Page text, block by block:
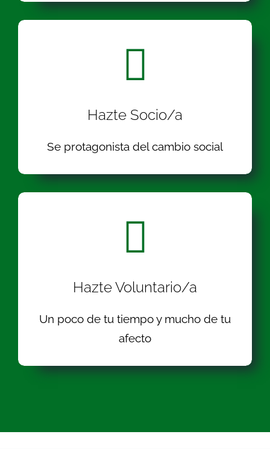
Hazte Socio/a
Se protagonista del cambio social
Hazte Voluntario/a
Un poco de tu tiempo y mucho de tu
afecto